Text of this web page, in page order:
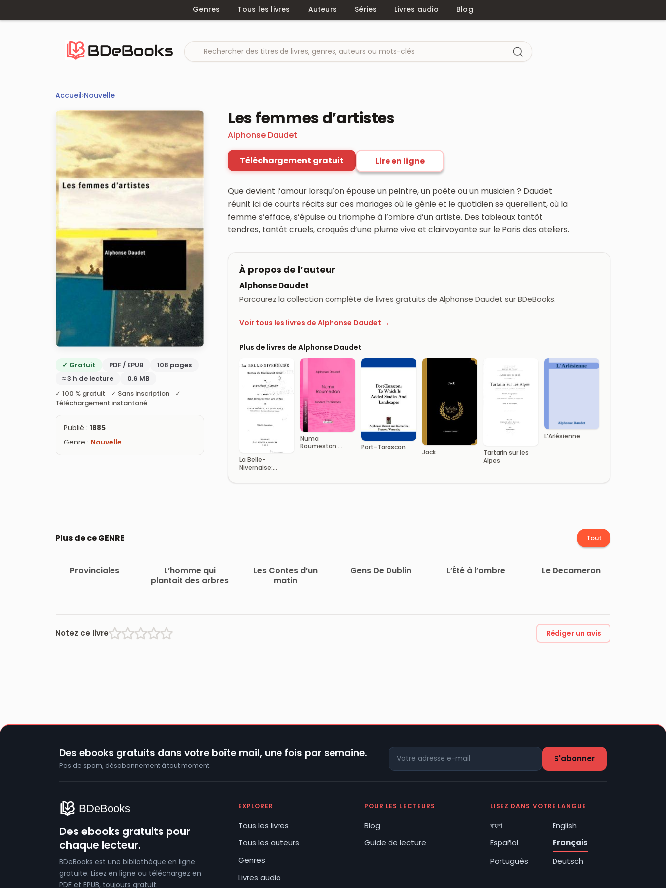
Genres Tous les livres Auteurs Séries Livres audio Blog
Accueil›Nouvelle
✓ Gratuit PDF / EPUB
108 pages
≈ 3 h de lecture
0.6 MB
✓ 100 % gratuit ✓ Sans inscription ✓
Téléchargement instantané
Publié : 1885
Genre : Nouvelle
Les femmes d’artistes
Alphonse Daudet
Téléchargement gratuit Lire en ligne
Que devient l’amour lorsqu’on épouse un peintre, un poète ou un musicien ? Daudet
réunit ici de courts récits sur ces mariages où le génie et le quotidien se querellent, où la
femme s’efface, s’épuise ou triomphe à l’ombre d’un artiste. Des tableaux tantôt
tendres, tantôt cruels, croqués d’une plume vive et clairvoyante sur le Paris des ateliers.
À propos de l’auteur
Alphonse Daudet
Parcourez la collection complète de livres gratuits de Alphonse Daudet sur BDeBooks.
Voir tous les livres de Alphonse Daudet →
Plus de livres de Alphonse Daudet
La Belle-
Nivernaise:
Numa
Roumestan:
Port-Tarascon
Jack
Tartarin sur les
Alpes
L’Arlésienne
Plus de ce GENRE Tout
Provinciales
L’homme qui
plantait des arbres
Les Contes d’un
matin
Gens De Dublin L’Été à l’ombre Le Decameron
Notez ce livre Rédiger un avis
Des ebooks gratuits dans votre boîte mail, une fois par semaine.
Pas de spam, désabonnement à tout moment.
Des ebooks gratuits pour
chaque lecteur.
BDeBooks est une bibliothèque en ligne
gratuite. Lisez en ligne ou téléchargez en
PDF et EPUB, toujours gratuit.
EXPLORER
Tous les livres
Tous les auteurs
Genres
Livres audio
POUR LES LECTEURS
Blog
Guide de lecture
LISEZ DANS VOTRE LANGUE
বাংলা
English
Español
Français
Português
Deutsch